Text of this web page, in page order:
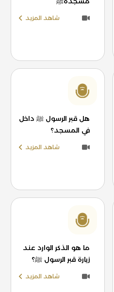
شاهد المزيد
هل قبر الرسول ﷺ داخل
في المسجد؟
شاهد المزيد
ما هو الذكر الوارد عند
زيارة قبر الرسول ﷺ؟
شاهد المزيد